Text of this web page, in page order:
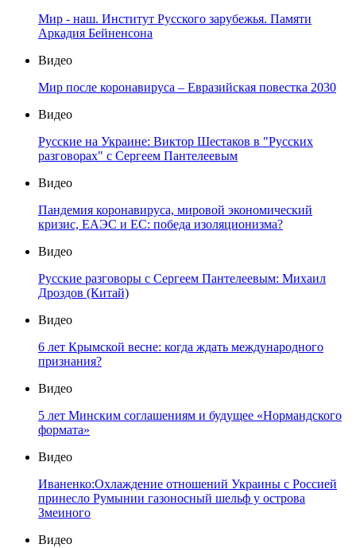
Мир - наш. Институт Русского зарубежья. Памяти
Аркадия Бейненсона
Видео
Мир после коронавируса – Евразийская повестка 2030
Видео
Русские на Украине: Виктор Шестаков в "Русских
разговорах" с Сергеем Пантелеевым
Видео
Пандемия коронавируса, мировой экономический
кризис, ЕАЭС и ЕС: победа изоляционизма?
Видео
Русские разговоры с Сергеем Пантелеевым: Михаил
Дроздов (Китай)
Видео
6 лет Крымской весне: когда ждать международного
признания?
Видео
5 лет Минским соглашениям и будущее «Нормандского
формата»
Видео
Иваненко:Охлаждение отношений Украины с Россией
принесло Румынии газоносный шельф у острова
Змеиного
Видео